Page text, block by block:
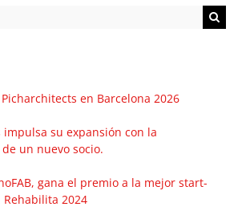
en Barcelona 2026
impulsa su expansión con la
un nuevo socio.
gana el premio a la mejor start-
2024